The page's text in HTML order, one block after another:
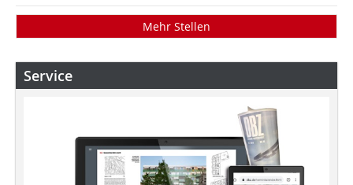
Mehr Stellen
Service